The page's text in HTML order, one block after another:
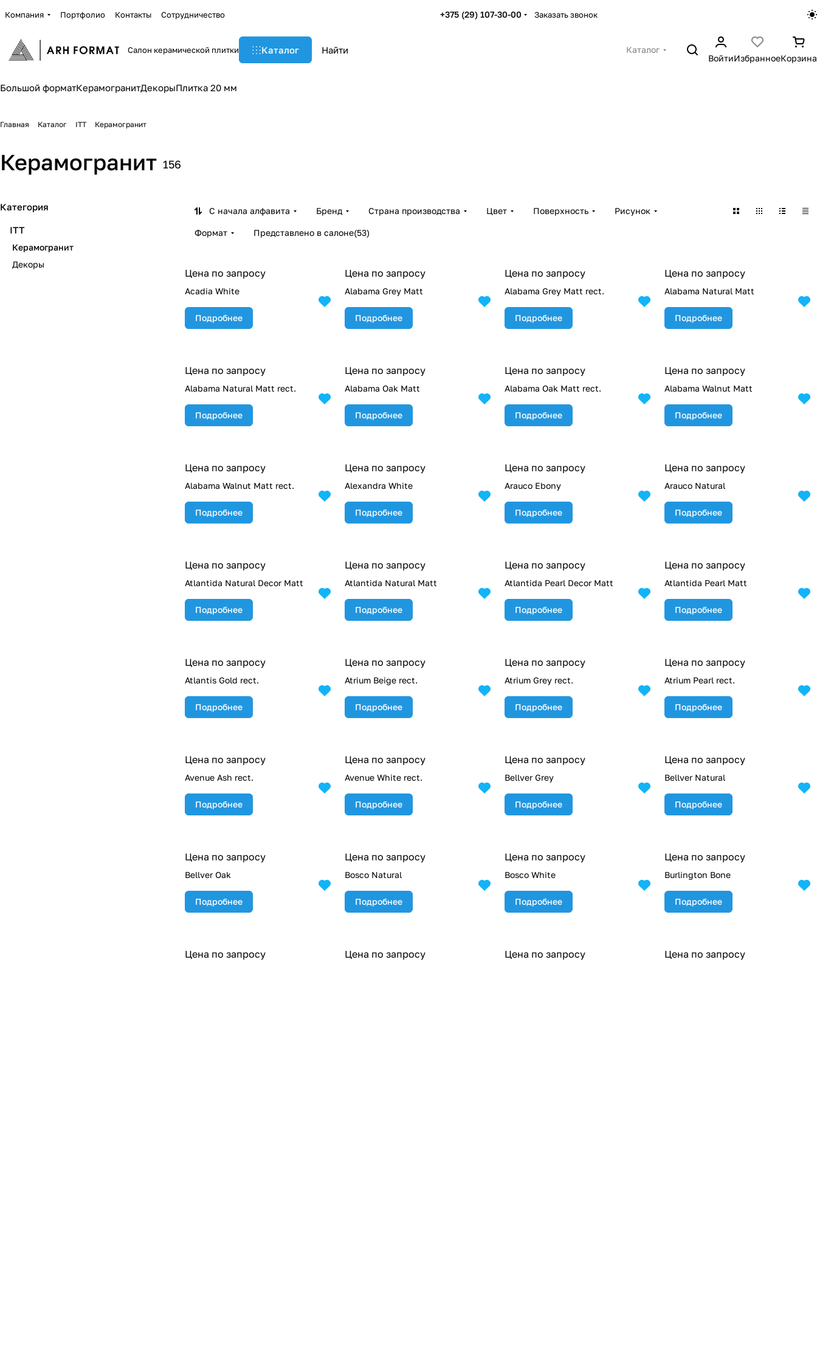
Компания Портфолио Контакты Сотрудничество +375 (29) 107-30-00 Заказать звонок
Салон керамической плитки Каталог
Каталог
ВойтиИзбранноеКорзина
Большой форматКерамогранитДекорыПлитка 20 мм
Главная Каталог ITT Керамогранит
Керамогранит 156
С начала алфавита Бренд Страна производства Цвет Поверхность Рисунок
Формат Представлено в салоне(53)
Цена по запросу
Acadia White
Подробнее
Цена по запросу
Alabama Grey Matt
Подробнее
Цена по запросу
Alabama Grey Matt rect.
Подробнее
Цена по запросу
Alabama Natural Matt
Подробнее
Цена по запросу
Alabama Natural Matt rect.
Подробнее
Цена по запросу
Alabama Oak Matt
Подробнее
Цена по запросу
Alabama Oak Matt rect.
Подробнее
Цена по запросу
Alabama Walnut Matt
Подробнее
Цена по запросу
Alabama Walnut Matt rect.
Подробнее
Цена по запросу
Alexandra White
Подробнее
Цена по запросу
Arauco Ebony
Подробнее
Цена по запросу
Arauco Natural
Подробнее
Цена по запросу
Atlantida Natural Decor Matt
Подробнее
Цена по запросу
Atlantida Natural Matt
Подробнее
Цена по запросу
Atlantida Pearl Decor Matt
Подробнее
Цена по запросу
Atlantida Pearl Matt
Подробнее
Цена по запросу
Atlantis Gold rect.
Подробнее
Цена по запросу
Atrium Beige rect.
Подробнее
Цена по запросу
Atrium Grey rect.
Подробнее
Цена по запросу
Atrium Pearl rect.
Подробнее
Цена по запросу
Avenue Ash rect.
Подробнее
Цена по запросу
Avenue White rect.
Подробнее
Цена по запросу
Bellver Grey
Подробнее
Цена по запросу
Bellver Natural
Подробнее
Цена по запросу
Bellver Oak
Подробнее
Цена по запросу
Bosco Natural
Подробнее
Цена по запросу
Bosco White
Подробнее
Цена по запросу
Burlington Bone
Подробнее
Цена по запросу Цена по запросу Цена по запросу Цена по запросу
Категория
ITT
Керамогранит
Декоры